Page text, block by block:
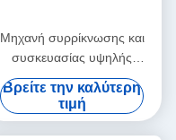
Μηχανή συρρίκνωσης και
συσκευασίας υψηλής
ακρίβειας DQL-5545
SM4525
Βρείτε την καλύτερη
τιμή